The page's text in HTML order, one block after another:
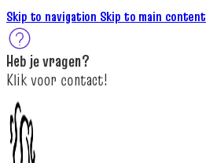
Skip to navigation Skip to main content
Heb jevragen?
Klikvoor contact!